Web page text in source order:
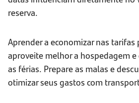
reserva.
Aprender a economizar nas tarifas
aproveite melhor a hospedagem
as férias. Prepare as malas e
otimizar seus gastos com